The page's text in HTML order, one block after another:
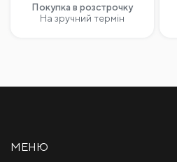
Покупка в розстрочку
На зручний термін
МЕНЮ